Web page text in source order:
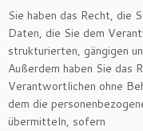
Sie haben das Recht, die
Daten, die Sie dem
strukturierten, gängigen
Außerdem haben Sie das
Verantwortlichen ohne
dem die
übermitteln, sofern